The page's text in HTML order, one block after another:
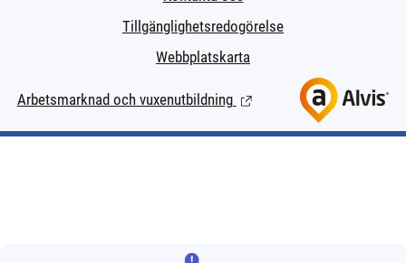
Tillgänglighetsredogörelse
Webbplatskarta
Arbetsmarknad och vuxenutbildning (Länk till extern sida.)